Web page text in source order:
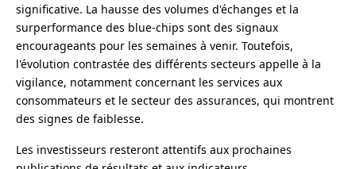
significative. La hausse des volumes d'échanges et la
surperformance des blue-chips sont des signaux
encourageants pour les semaines à venir. Toutefois,
l'évolution contrastée des différents secteurs appelle à la
vigilance, notamment concernant les services aux
consommateurs et le secteur des assurances, qui montrent
des signes de faiblesse.
Les investisseurs resteront attentifs aux prochaines